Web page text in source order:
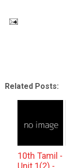
Related Posts:
10th Tamil -
Unit 1(2) -